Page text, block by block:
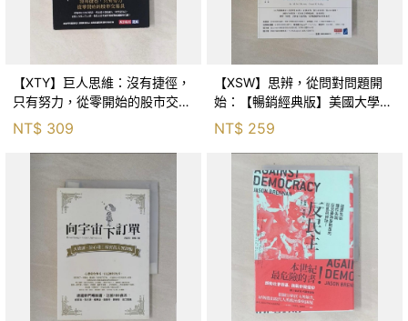
【XTY】巨人思維：沒有捷徑，
只有努力，從零開始的股市交易
員_巨人傑
NT$ 309
【XSW】思辨，從問對問題開
始：【暢銷經典版】美國大學邏
輯思考聖經_尼爾．布朗, 史都
華．基里, 羅耀宗, 蔡宏明, 黃賓
NT$ 259